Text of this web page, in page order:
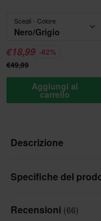
Scegli - Colore
Nero/Grigio
€18,99 -62%
€49,99
Aggiungi al
carrello
Descrizione
I pantaloni da moto
che garantisce una
Specifiche del
Genere prodotto
Recensioni (66)